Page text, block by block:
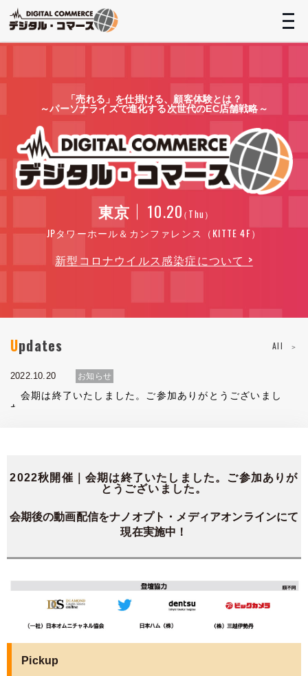
「売れる」を仕掛ける、顧客体験とは？
～パーソナライズで進化する次世代のEC店舗戦略～
東京 10.20（Thu）
JPタワーホール＆カンファレンス（KITTE 4F）
新型コロナウイルス感染症について >
Updates
2022.10.20 お知らせ
会期は終了いたしました。ご参加ありがとうございまし
た。
2022.09.09 All
2022秋開催｜会期は終了いたしました。ご参加ありが
とうございました。
会期後の動画配信をナノオプト・メディアオンラインにて
現在実施中！
Pickup